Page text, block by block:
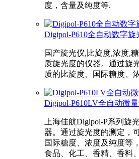
度，含量及纯度等.
Digipol-P610全自动数字旋
国产旋光仪,比旋度,浓度,
质旋光度的仪器。通过旋
质的比旋度、国际糖度、
Digipol-P610LV全自动微
上海佳航Digipol-P系列旋
器。通过旋光度的测定，
国际糖度、浓度及纯度等
食品、化工、香精、香料